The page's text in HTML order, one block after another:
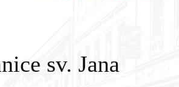
sv. Jana